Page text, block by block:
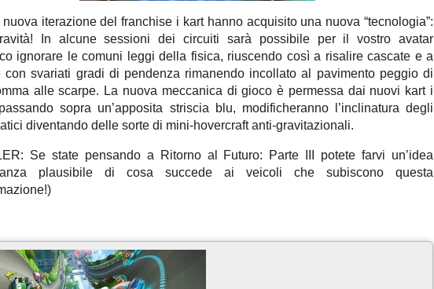
iterazione del franchise i kart hanno acquisito una nuova “tecnologia”:
gravità! In alcune sessioni dei circuiti sarà possibile per il vostro avatar
ignorare le comuni leggi della fisica, riuscendo così a risalire cascate e a
con svariati gradi di pendenza rimanendo incollato al pavimento peggio di
alle scarpe. La nuova meccanica di gioco è permessa dai nuovi kart i
sopra un’apposita striscia blu, modificheranno l’inclinatura degli
diventando delle sorte di mini-hovercraft anti-gravitazionali.
Se state pensando a Ritorno al Futuro: Parte III potete farvi un’idea
plausibile di cosa succede ai veicoli che subiscono questa